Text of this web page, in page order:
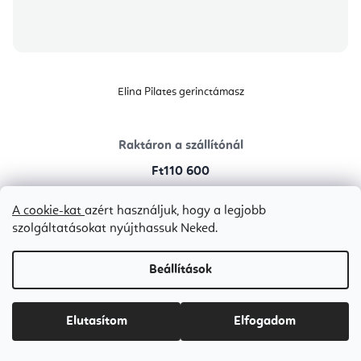
A cookie-kat azért használjuk, hogy a legjobb
szolgáltatásokat nyújthassuk Neked.
Beállítások
Elutasítom Elfogadom
Elina Pilates gerinctámasz
Raktáron a szállítónál
Ft110 600